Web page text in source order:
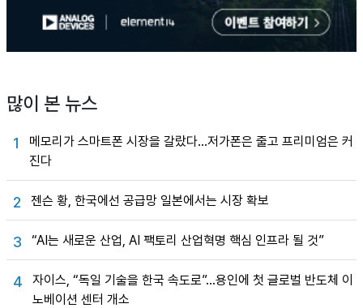
많이 본 뉴스
1
메모리가 스마트폰 시장을 갈랐다…저가폰은 줄고 프리미엄은 커
진다
2 젠슨 황, 한국에선 공급망 일본에서는 시장 확보
3 “AI는 새로운 산업, AI 팩토리 산업혁명 핵심 인프라 될 것”
4
자이스, “독일 기술을 한국 속도로”…용인에 첫 글로벌 반도체 이
노베이션 센터 개소